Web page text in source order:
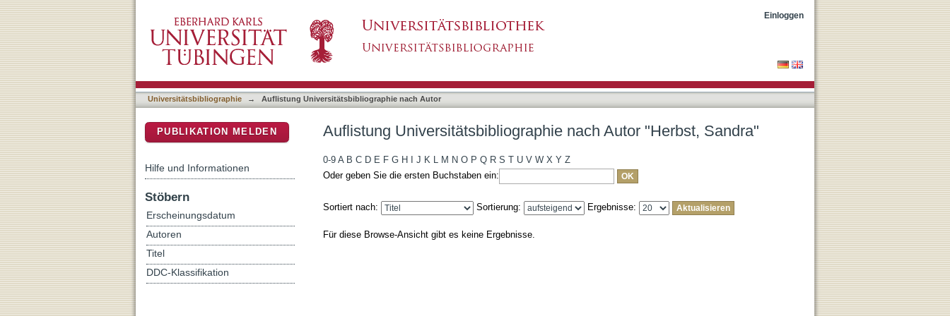
Einloggen
Universitätsbibliographie → Auflistung Universitätsbibliographie nach Autor
Auflistung Universitätsbibliographie nach Autor "Herbst, Sandra"
0-9 A B C D E F G H J K L M N O P Q R S T U V W X Y Z
Oder geben Sie die ersten Buchstaben ein:
Sortiert nach: Sortierung: Ergebnisse:
Für diese Browse-Ansicht gibt es keine Ergebnisse.
PUBLIKATION MELDEN
Hilfe und Informationen
Stöbern
Erscheinungsdatum
Autoren
Titel
DDC-Klassifikation